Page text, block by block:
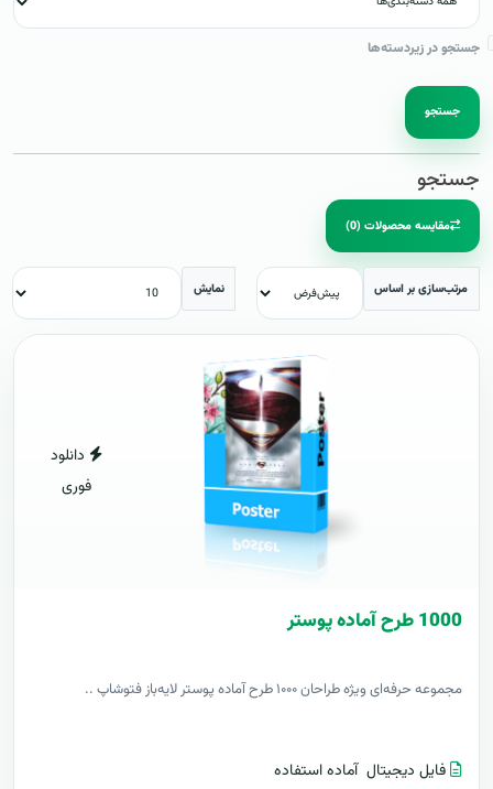
جستجو در زیردسته‌ها
جستجو
جستجو
مقایسه محصولات (0)
مرتب‌سازی بر اساس نمایش
دانلود
فوری
1000 طرح آماده پوستر
مجموعه حرفه‌ای ویژه طراحان ۱۰۰۰ طرح آماده پوستر لایه‌باز فتوشاپ ..
فایل دیجیتال آماده استفاده